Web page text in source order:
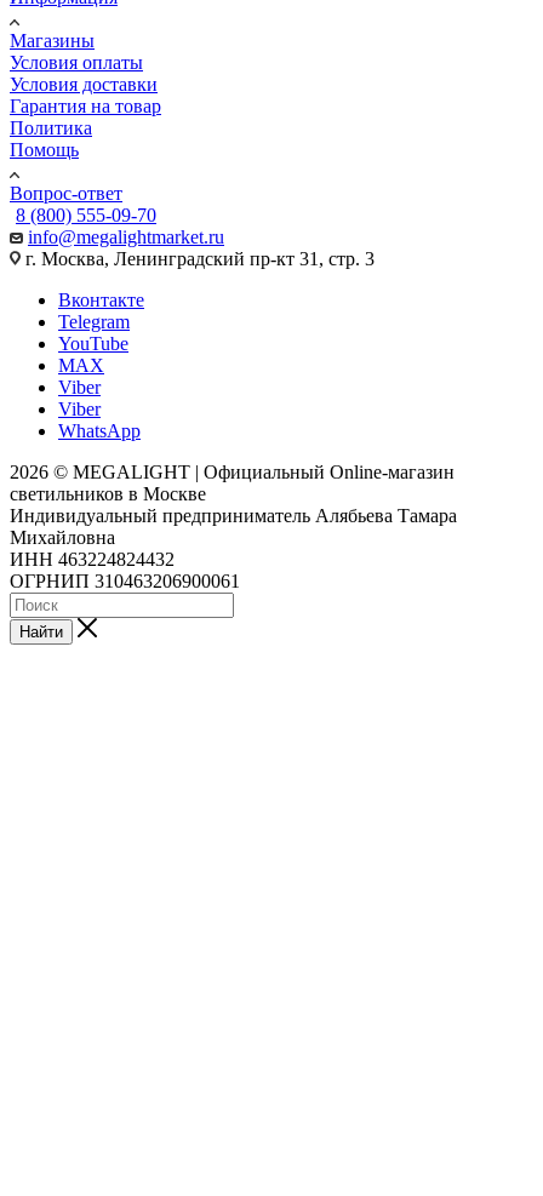
Магазины
Условия оплаты
Условия доставки
Гарантия на товар
Политика
Помощь
Вопрос-ответ
8 (800) 555-09-70
info@megalightmarket.ru
г. Москва, Ленинградский пр-кт 31, стр. 3
Вконтакте
Telegram
YouTube
MAX
Viber
Viber
WhatsApp
2026 © MEGALIGHT | Официальный Online-магазин
светильников в Москве
Индивидуальный предприниматель Алябьева Тамара
Михайловна
ИНН 463224824432
ОГРНИП 310463206900061
Найти